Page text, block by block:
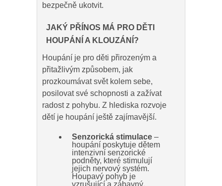
bezpečně ukotvit.
JAKÝ PŘÍNOS MÁ PRO DĚTI
HOUPÁNÍ A KLOUZÁNÍ?
Houpání je pro děti přirozeným a
přitažlivým způsobem, jak
prozkoumávat svět kolem sebe,
posilovat své schopnosti a zažívat
radost z pohybu. Z hlediska rozvoje
dětí je houpání ještě zajímavější.
Senzorická stimulace –
houpání poskytuje dětem
intenzivní senzorické
podněty, které stimulují
jejich nervový systém.
Houpavý pohyb je
vzrušující a zábavný.